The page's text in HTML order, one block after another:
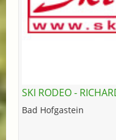
SKI RODEO -
Bad Hofgastein